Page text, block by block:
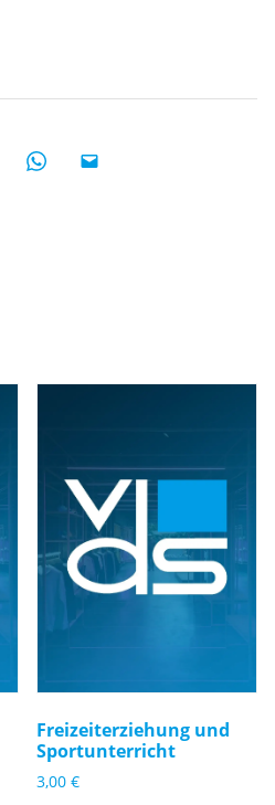
Freizeiterziehung und
Sportunterricht
3,00€